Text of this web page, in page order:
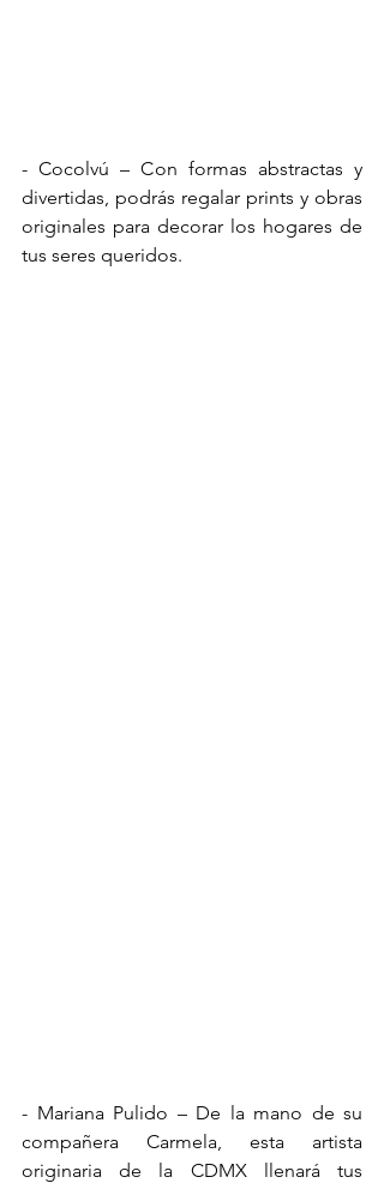
- Cocolvú – Con formas abstractas y
divertidas, podrás regalar prints y obras
originales para decorar los hogares de
tus seres queridos.
- Mariana Pulido – De la mano de su
compañera Carmela, esta artista
originaria de la CDMX llenará tus